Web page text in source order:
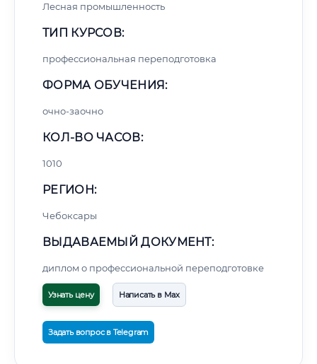
Лесная промышленность
ТИП КУРСОВ:
профессиональная переподготовка
ФОРМА ОБУЧЕНИЯ:
очно-заочно
КОЛ-ВО ЧАСОВ:
1010
РЕГИОН:
Чебоксары
ВЫДАВАЕМЫЙ ДОКУМЕНТ:
диплом о профессиональной переподготовке
Узнать цену Написать в Max
Задать вопрос в Telegram